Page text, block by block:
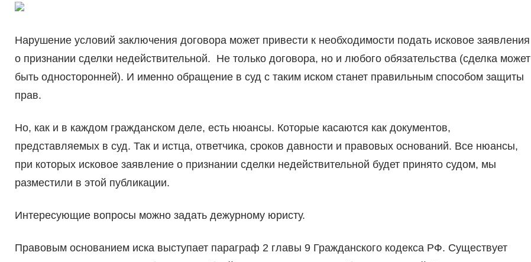
Нарушение условий заключения договора может привести к необходимости подать исковое заявления
о признании сделки недействительной. Не только договора, но и любого обязательства (сделка может
быть односторонней). И именно обращение в суд с таким иском станет правильным способом защиты
прав.
Но, как и в каждом гражданском деле, есть нюансы. Которые касаются как документов,
представляемых в суд. Так и истца, ответчика, сроков давности и правовых оснований. Все нюансы,
при которых исковое заявление о признании сделки недействительной будет принято судом, мы
разместили в этой публикации.
Интересующие вопросы можно задать дежурному юристу.
Правовым основанием иска выступает параграф 2 главы 9 Гражданского кодекса РФ. Существует